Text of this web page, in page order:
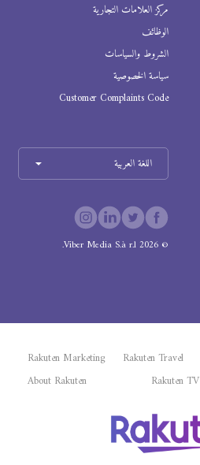
مركز العلامات التجارية
الوظائف
الشروط والسياسات
سياسة الخصوصية
Customer Complaints Code
اللغة العربية
©
2026
Viber Media S.à r.l.
Rakuten Travel
Rakuten Marketing
Rakuten TV
About Rakuten